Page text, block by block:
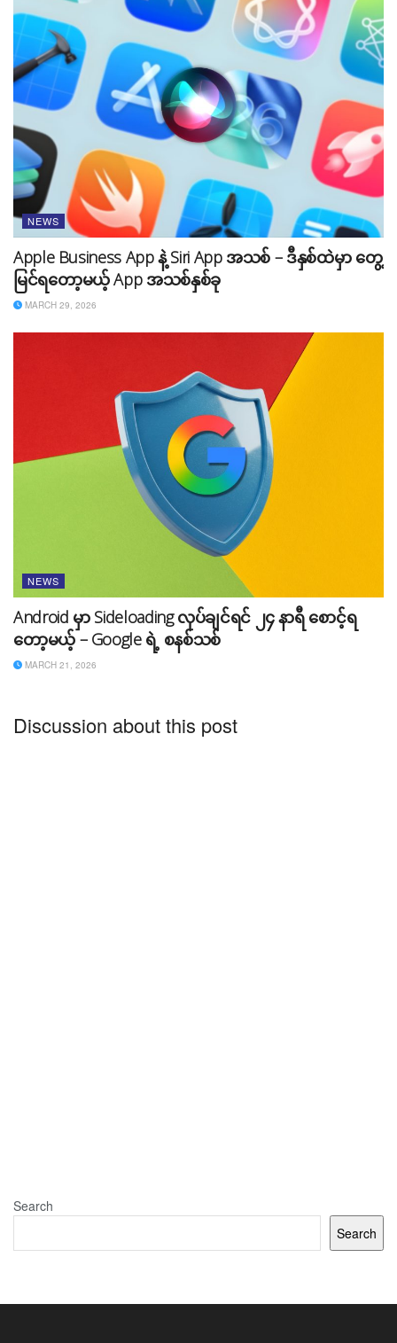
NEWS
Apple Business App နဲ့ Siri App အသစ် – ဒီနှစ်ထဲမှာ တွေ့
မြင်ရတော့မယ့် App အသစ်နှစ်ခု
MARCH 29, 2026
NEWS
Android မှာ Sideloading လုပ်ချင်ရင် ၂၄ နာရီ စောင့်ရ
တော့မယ့် – Google ရဲ့ စနစ်သစ်
MARCH 21, 2026
Discussion about this post
Search
Search